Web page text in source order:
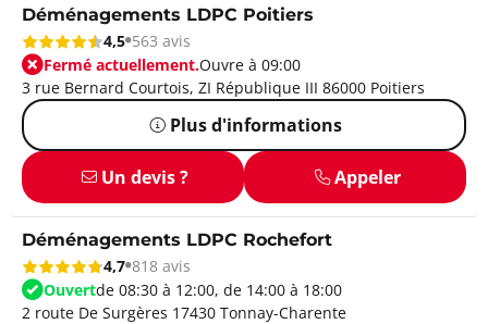
Déménagements LDPC Poitiers
4,5 563 avis
Fermé actuellement.Ouvre à 09:00
3 rue Bernard Courtois, ZI République III 86000 Poitiers
Plus d'informations
Un devis ? Appeler
Déménagements LDPC Rochefort
4,7 818 avis
Ouvertde 08:30 à 12:00, de 14:00 à 18:00
2 route De Surgères 17430 Tonnay-Charente